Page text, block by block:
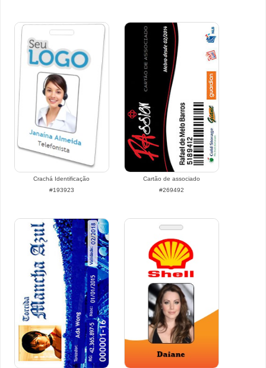
Crachá Identificação
#193923
Cartão de associado
#269492